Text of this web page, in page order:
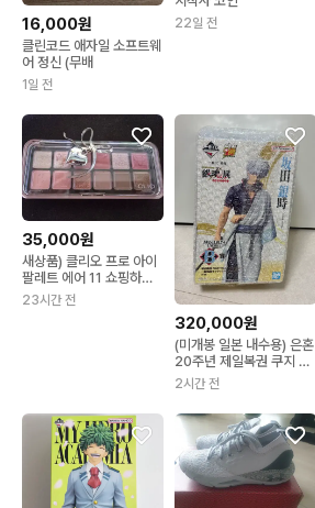
16,000원
클린코드 애자일 소프트웨
어 정신 (무배
1일 전
22일 전
35,000원
새상품) 클리오 프로 아이
팔레트 에어 11 쇼핑하는
치즈냥 (단종)
23시간 전
320,000원
(미개봉 일본 내수용) 은혼
20주년 제일복권 쿠지 b
상 긴토키 팝니다~
2시간 전